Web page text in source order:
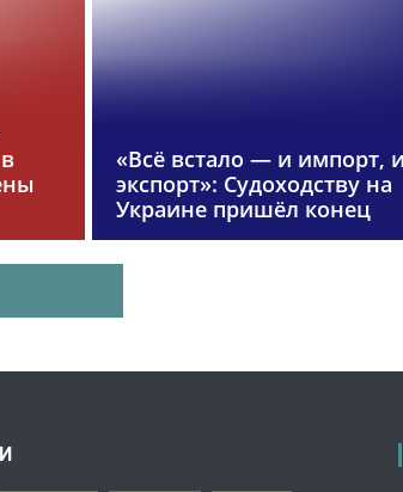
«Всё встало — и импорт,
экспорт»: Судоходству на
Украине пришёл конец